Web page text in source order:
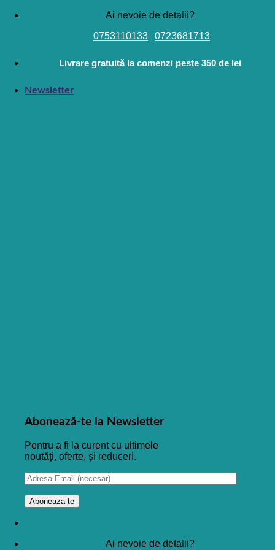
Skip
Ai nevoie de detalii?
0753110133
0723681713
Livrare gratuită la comenzi peste 350 de lei
Newsletter
Abonează-te la Newsletter
Pentru a fi la curent cu ultimele
noutăți, oferte, și reduceri.
Ai nevoie de detalii?